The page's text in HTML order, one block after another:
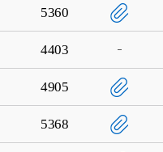
5360
4403
4905
5368